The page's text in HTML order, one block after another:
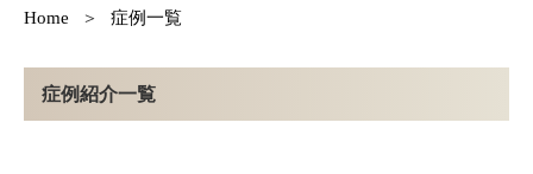
Home 症例一覧
症例紹介一覧